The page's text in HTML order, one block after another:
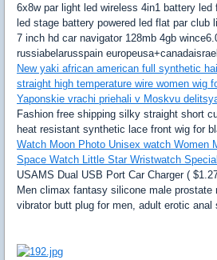
6x8w par light led wireless 4in1 battery
led stage battery powered led flat par club
7 inch hd car navigator 128mb 4gb
russiabelarusspain
New yaki african american full synthetic
straight high temperature wire women wig
Yaponskie vrachi priehali v Moskvu
Fashion free shipping silky straight short
heat resistant synthetic lace front wig for
Watch Moon Photo Unisex watch Women
Space Watch Little Star Wristwatch
USAMS Dual USB Port Car Charger (
Men climax fantasy silicone male prostate
vibrator butt plug for men, adult erotic